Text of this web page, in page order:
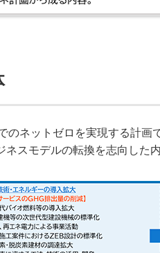
のネットゼロを実現する計画
スモデルの転換を志向した